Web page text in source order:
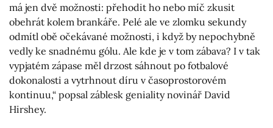
má jen dvě možnosti: přehodit ho nebo míč zkusit
obehrát kolem brankáře. Pelé ale ve zlomku sekundy
odmítl obě očekávané možnosti, i když by nepochybně
vedly ke snadnému gólu. Ale kde je v tom zábava? I v tak
vypjatém zápase měl drzost sáhnout po fotbalové
dokonalosti a vytrhnout díru v časoprostorovém
kontinuu,“ popsal záblesk geniality novinář David
Hirshey.